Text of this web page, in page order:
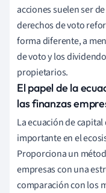
acciones suelen ser
derechos de voto
forma diferente, a
de voto y los
propietarios.
El papel de la
las finanzas
La ecuación de
importante en el
Proporciona un
empresas con una
comparación con los